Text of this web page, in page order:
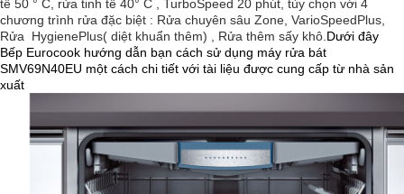
tế 50 ° C, rửa tinh tế 40° C , TurboSpeed ​​20 phút, tùy chọn với 4
chương trình rửa đặc biệt : Rửa chuyên sâu Zone, VarioSpeedPlus,
Rửa HygienePlus( diệt khuẩn thêm) , Rửa thêm sấy khô. Dưới đây
Bếp Eurocook hướng dẫn bạn cách sử dụng máy rửa bát
SMV69N40EU một cách chi tiết với tài liệu được cung cấp từ nhà sản
xuất